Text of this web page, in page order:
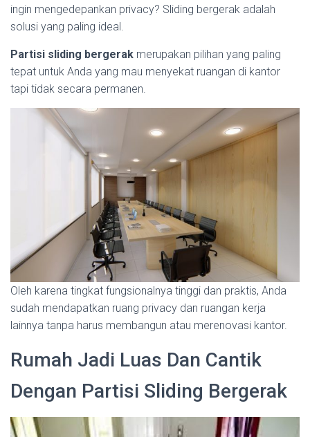
ingin mengedepankan privacy? Sliding bergerak adalah
solusi yang paling ideal.
Partisi sliding bergerak merupakan pilihan yang paling
tepat untuk Anda yang mau menyekat ruangan di kantor
tapi tidak secara permanen.
Oleh karena tingkat fungsionalnya tinggi dan praktis, Anda
sudah mendapatkan ruang privacy dan ruangan kerja
lainnya tanpa harus membangun atau merenovasi kantor.
Rumah Jadi Luas Dan Cantik
Dengan Partisi Sliding Bergerak